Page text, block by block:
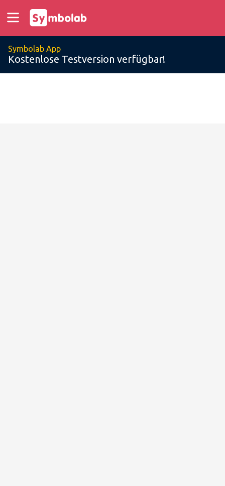
Symbolab App
Kostenlose Testversion verfügbar!